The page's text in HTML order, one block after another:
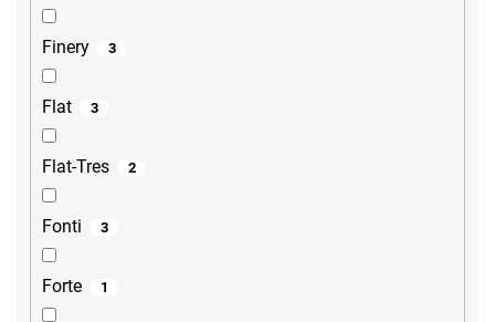
Finery 3
Flat 3
Flat-Tres 2
Fonti 3
Forte 1